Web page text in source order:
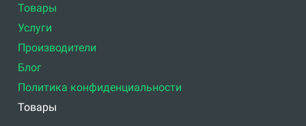
Товары
Услуги
Производители
Блог
Политика конфиденциальности
Товары